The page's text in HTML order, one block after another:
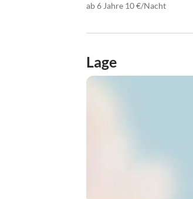
ab 6 Jahre 10 €/Nacht
Lage